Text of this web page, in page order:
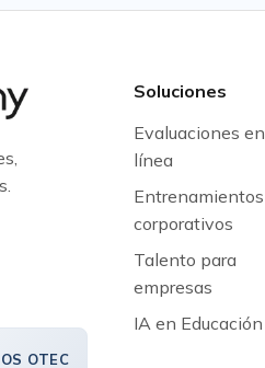
OTEC
Soluciones
Evaluaciones en
línea
Entrenamientos
corporativos
Talento para
empresas
IA en Educación